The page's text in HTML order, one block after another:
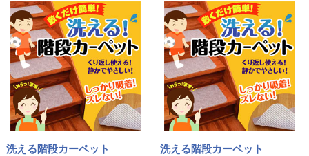
洗える階段カーペット
洗える階段カーペット